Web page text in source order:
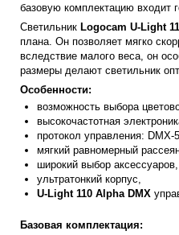
базовую комплектацию входит
Светильник Logocam U-Light
плана. Он позволяет мягко
вследствие малого веса, он
размеры делают светильник
Особенности:
возможность выбора
высокочастотная
протокол управления: DМX-
мягкий равномерный
широкий выбор аксессуаров,
ультратонкий корпус,
U-Light 110 Alpha DMX
Базовая комплектация: